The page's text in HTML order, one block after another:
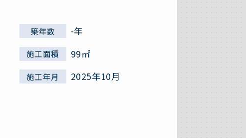
築年数 -年
施工面積 99㎡
施工年月 2025年10月